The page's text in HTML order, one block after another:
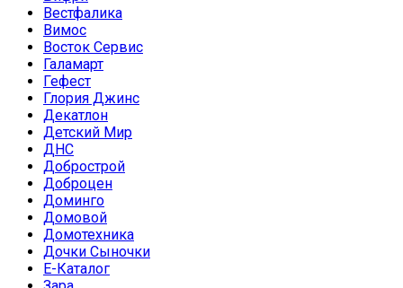
Вестфалика
Вимос
Восток Сервис
Галамарт
Гефест
Глория Джинс
Декатлон
Детский Мир
ДНС
Добрострой
Доброцен
Доминго
Домовой
Домотехника
Дочки Сыночки
Е-Каталог